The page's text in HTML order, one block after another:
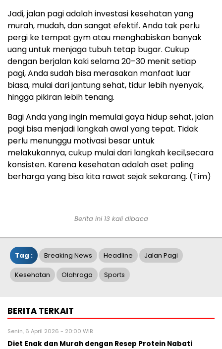
Jadi, jalan pagi adalah investasi kesehatan yang
murah, mudah, dan sangat efektif. Anda tak perlu
pergi ke tempat gym atau menghabiskan banyak
uang untuk menjaga tubuh tetap bugar. Cukup
dengan berjalan kaki selama 20–30 menit setiap
pagi, Anda sudah bisa merasakan manfaat luar
biasa, mulai dari jantung sehat, tidur lebih nyenyak,
hingga pikiran lebih tenang.
Bagi Anda yang ingin memulai gaya hidup sehat, jalan
pagi bisa menjadi langkah awal yang tepat. Tidak
perlu menunggu motivasi besar untuk
melakukannya, cukup mulai dari langkah kecil,secara
konsisten. Karena kesehatan adalah aset paling
berharga yang bisa kita rawat sejak sekarang. (Tim)
Berita ini 13 kali dibaca
Tag : Breaking News Headline Jalan Pagi
Kesehatan Olahraga Sports
BERITA TERKAIT
Senin, 6 April 2026 - 20:00 WIB
Diet Enak dan Murah dengan Resep Protein Nabati